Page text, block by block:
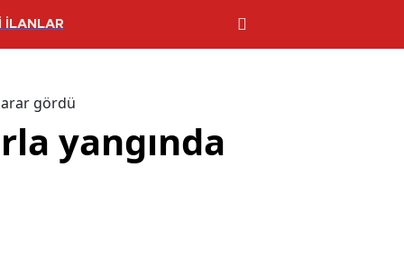
İLANLAR
gördü
yangında